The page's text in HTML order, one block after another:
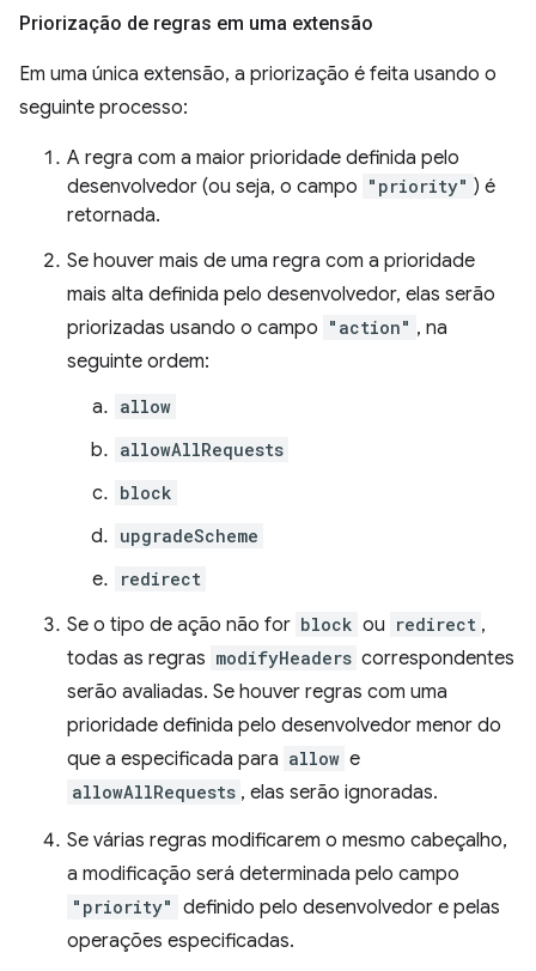
Priorização de regras em uma extensão
Em uma única extensão, a priorização é feita usando o
seguinte processo:
A regra com a maior prioridade definida pelo
desenvolvedor (ou seja, o campo "priority" ) é
retornada.
Se houver mais de uma regra com a prioridade
mais alta definida pelo desenvolvedor, elas serão
priorizadas usando o campo "action" , na
seguinte ordem:
allow
allowAllRequests
block
upgradeScheme
redirect
Se o tipo de ação não for block ou redirect ,
todas as regras modifyHeaders correspondentes
serão avaliadas. Se houver regras com uma
prioridade definida pelo desenvolvedor menor do
que a especificada para allow e
allowAllRequests , elas serão ignoradas.
Se várias regras modificarem o mesmo cabeçalho,
a modificação será determinada pelo campo
"priority" definido pelo desenvolvedor e pelas
operações especificadas.